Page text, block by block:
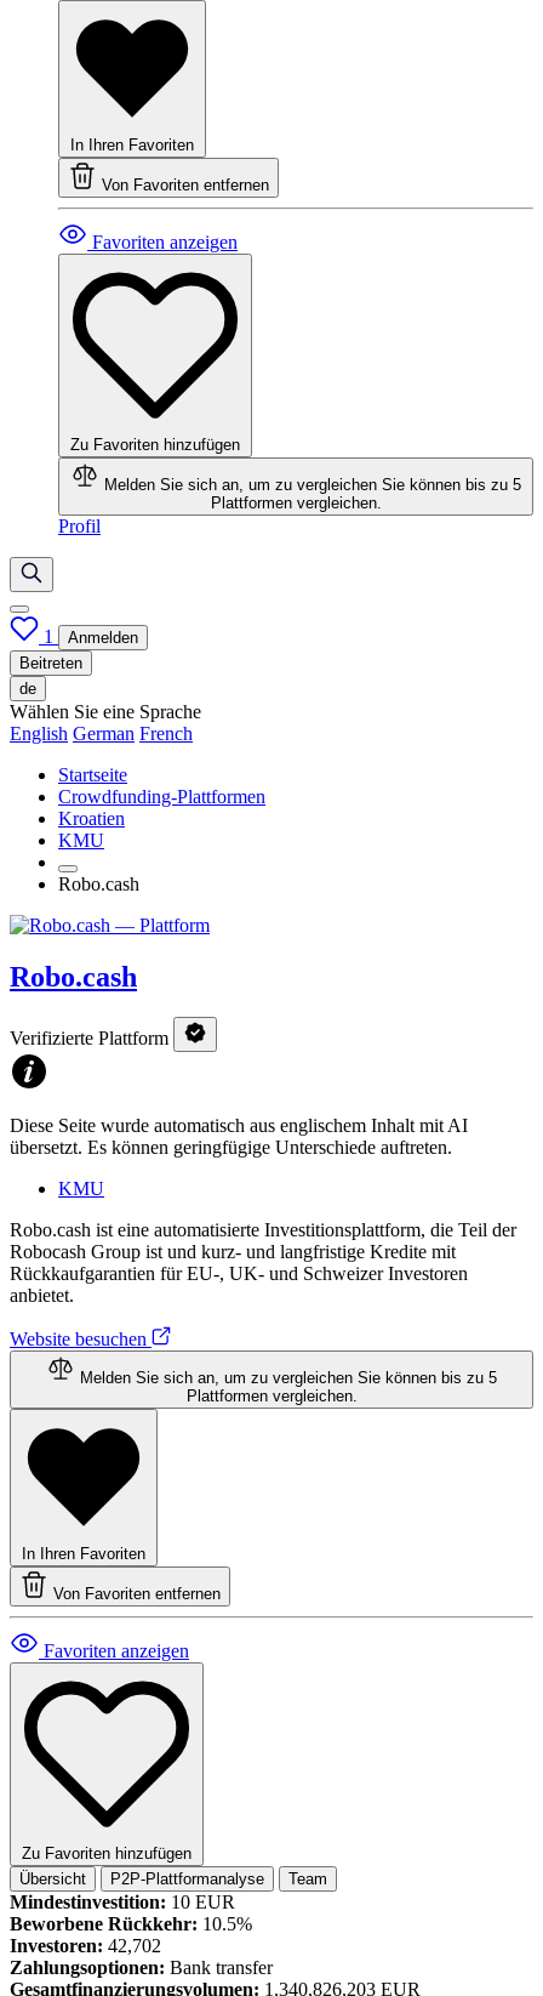
In Ihren Favoriten
Von Favoriten entfernen
Favoriten anzeigen
Zu Favoriten hinzufügen
Melden Sie sich an, um zu vergleichen Sie können bis zu 5
Plattformen vergleichen.
Profil
1
Anmelden
Beitreten
de
Wählen Sie eine Sprache
English German French
Startseite
Crowdfunding-Plattformen
Kroatien
KMU
Robo.cash
Robo.cash
Verifizierte Plattform
Diese Seite wurde automatisch aus englischem Inhalt mit AI
übersetzt. Es können geringfügige Unterschiede auftreten.
KMU
Robo.cash ist eine automatisierte Investitionsplattform, die Teil der
Robocash Group ist und kurz- und langfristige Kredite mit
Rückkaufgarantien für EU-, UK- und Schweizer Investoren
anbietet.
Website besuchen
Melden Sie sich an, um zu vergleichen Sie können bis zu 5
Plattformen vergleichen.
In Ihren Favoriten
Von Favoriten entfernen
Favoriten anzeigen
Zu Favoriten hinzufügen
Übersicht
P2P-Plattformanalyse Team
Mindestinvestition: 10 EUR
Beworbene Rückkehr: 10.5%
Investoren: 42,702
Zahlungsoptionen: Bank transfer
Gesamtfinanzierungsvolumen: 1,340,826,203 EUR